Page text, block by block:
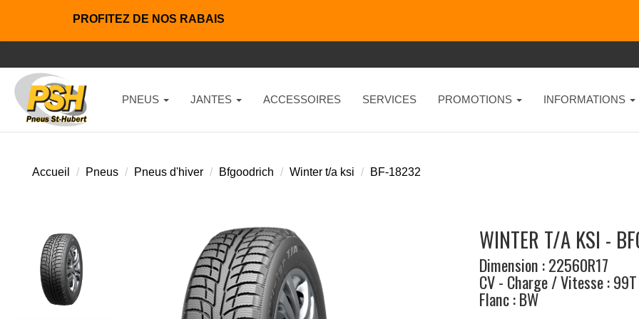
PROFITEZ DE NOS RABAIS
PNEUS JANTES ACCESSOIRES SERVICES PROMOTIONS INFORMATIONS
Accueil Pneus Pneus d'hiver Bfgoodrich Winter t/a ksi BF-18232
WINTER T/A KSI -
Dimension : 22560R17
CV - Charge / Vitesse : 99T
Flanc : BW